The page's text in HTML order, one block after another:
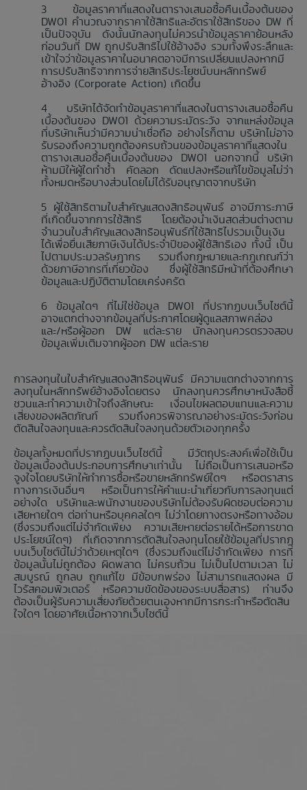
ข้อมูลราคาที่แสดงในตารางเสนอซื้อคืนเบื้องต้นของ
DW01 คำนวณจากราคาใช้สิทธิและอัตราใช้สิทธิของ DW ที่
เป็นปัจจุบัน ดังนั้นนักลงทุนไม่ควรนำข้อมูลราคาย้อนหลัง
ก่อนวันที่ DW ถูกปรับสิทธิไปใช้อ้างอิง รวมทั้งพึงระลึกและ
เข้าใจว่าข้อมูลราคาในอนาคตอาจมีการเปลี่ยนแปลงหากมี
การปรับสิทธิจากการจ่ายสิทธิประโยชน์บนหลักทรัพย์
อ้างอิง (Corporate Action) เกิดขึ้น
บริษัทได้จัดทำข้อมูลราคาที่แสดงในตารางเสนอซื้อคืน
เบื้องต้นของ DW01 ด้วยความระมัดระวัง จากแหล่งข้อมูล
ที่บริษัทเห็นว่ามีความน่าเชื่อถือ อย่างไรก็ตาม บริษัทไม่อาจ
รับรองถึงความถูกต้องครบถ้วนของข้อมูลราคาที่แสดงใน
ตารางเสนอซื้อคืนเบื้องต้นของ DW01 นอกจากนี้ บริษัท
ห้ามมิให้ผู้ใดทำซ้ำ คัดลอก ดัดแปลงหรือแก้ไขข้อมูลไม่ว่า
ทั้งหมดหรือบางส่วนโดยไม่ได้รับอนุญาตจากบริษัท
ผู้ใช้สิทธิตามใบสำคัญแสดงสิทธิอนุพันธ์ อาจมีภาระภาษี
ที่เกิดขึ้นจากการใช้สิทธิ โดยต้องนำเงินสดส่วนต่างตาม
จำนวนใบสำคัญแสดงสิทธิอนุพันธ์ที่ใช้สิทธิไปรวมเป็นเงิน
ได้เพื่อยื่นเสียภาษีเงินได้ประจำปีของผู้ใช้สิทธิเอง ทั้งนี้ เป็น
ไปตามประมวลรัษฎากร รวมถึงกฎหมายและกฎเกณฑ์ว่า
ด้วยภาษีอากรที่เกี่ยวข้อง ซึ่งผู้ใช้สิทธิมีหน้าที่ต้องศึกษา
ข้อมูลและปฏิบัติตามโดยเคร่งครัด
ข้อมูลใดๆ ที่ไม่ใช่ข้อมูล DW01 ที่ปรากฏบนเว็บไซต์นี้
อาจแตกต่างจากข้อมูลที่ประกาศโดยผู้ดูแลสภาพคล่อง
และ/หรือผู้ออก DW แต่ละราย นักลงทุนควรตรวจสอบ
ข้อมูลเพิ่มเติมจากผู้ออก DW แต่ละราย
การลงทุนในใบสำคัญแสดงสิทธิอนุพันธ์ มีความแตกต่างจากการ
ลงทุนในหลักทรัพย์อ้างอิงโดยตรง นักลงทุนควรศึกษาหนังสือชี้
ชวนและทำความเข้าใจถึงลักษณะ เงื่อนไขผลตอบแทนและความ
เสี่ยงของผลิตภัณฑ์ รวมถึงควรพิจารณาอย่างระมัดระวังก่อน
ตัดสินใจลงทุนและควรตัดสินใจลงทุนด้วยตัวเองทุกครั้ง
ข้อมูลทั้งหมดที่ปรากฏบนเว็บไซต์นี้ มีวัตถุประสงค์เพื่อใช้เป็น
ข้อมูลเบื้องต้นประกอบการศึกษาเท่านั้น ไม่ถือเป็นการเสนอหรือ
จูงใจโดยบริษัทให้ทำการซื้อหรือขายหลักทรัพย์ใดๆ หรือตราสาร
ทางการเงินอื่นๆ หรือเป็นการให้คำแนะนำเกี่ยวกับการลงทุนแต่
อย่างใด บริษัทและพนักงานของบริษัทไม่ต้องรับผิดชอบต่อความ
เสียหายใดๆ ต่อท่านหรือบุคคลใดๆ ไม่ว่าโดยทางตรงหรือทางอ้อม
(ซึ่งรวมถึงแต่ไม่จำกัดเพียง ความเสียหายต่อรายได้หรือการขาด
ประโยชน์ใดๆ) ที่เกิดจากการตัดสินใจลงทุนโดยใช้ข้อมูลที่ปรากฏ
บนเว็บไซต์นี้ไม่ว่าด้วยเหตุใดๆ (ซึ่งรวมถึงแต่ไม่จำกัดเพียง การที่
ข้อมูลนั้นไม่ถูกต้อง ผิดพลาด ไม่ครบถ้วน ไม่เป็นไปตามเวลา ไม่
สมบูรณ์ ถูกลบ ถูกแก้ไข มีข้อบกพร่อง ไม่สามารถแสดงผล มี
ไวรัสคอมพิวเตอร์ หรือความขัดข้องของระบบสื่อสาร) ท่านจึง
ต้องเป็นผู้รับความเสี่ยงภัยด้วยตนเองหากมีการกระทำหรือตัดสิน
ใจใดๆ โดยอาศัยเนื้อหาจากเว็บไซต์นี้